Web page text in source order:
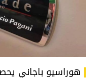
هوراسيو باجاني